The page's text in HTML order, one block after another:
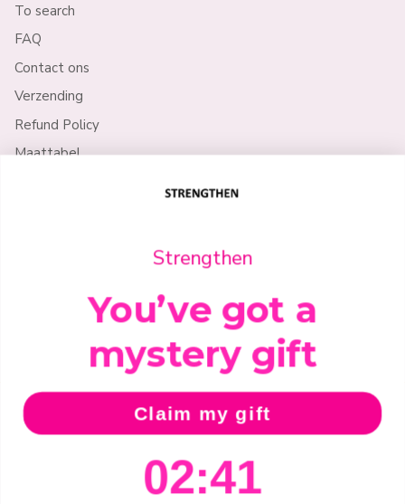
To search
FAQ
Contact ons
Verzending
Refund Policy
Maattabel
Algemene voorwaarden
Retourvoorwaarden
Netherlands (EUR €)
Strengthen
You’ve got a
mystery gift
Claim my gift
Countdown ends in:
2
02: 40
40